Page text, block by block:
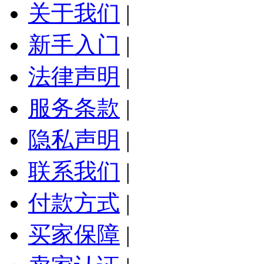
关于我们 |
新手入门 |
法律声明 |
服务条款 |
隐私声明 |
联系我们 |
付款方式 |
买家保障 |